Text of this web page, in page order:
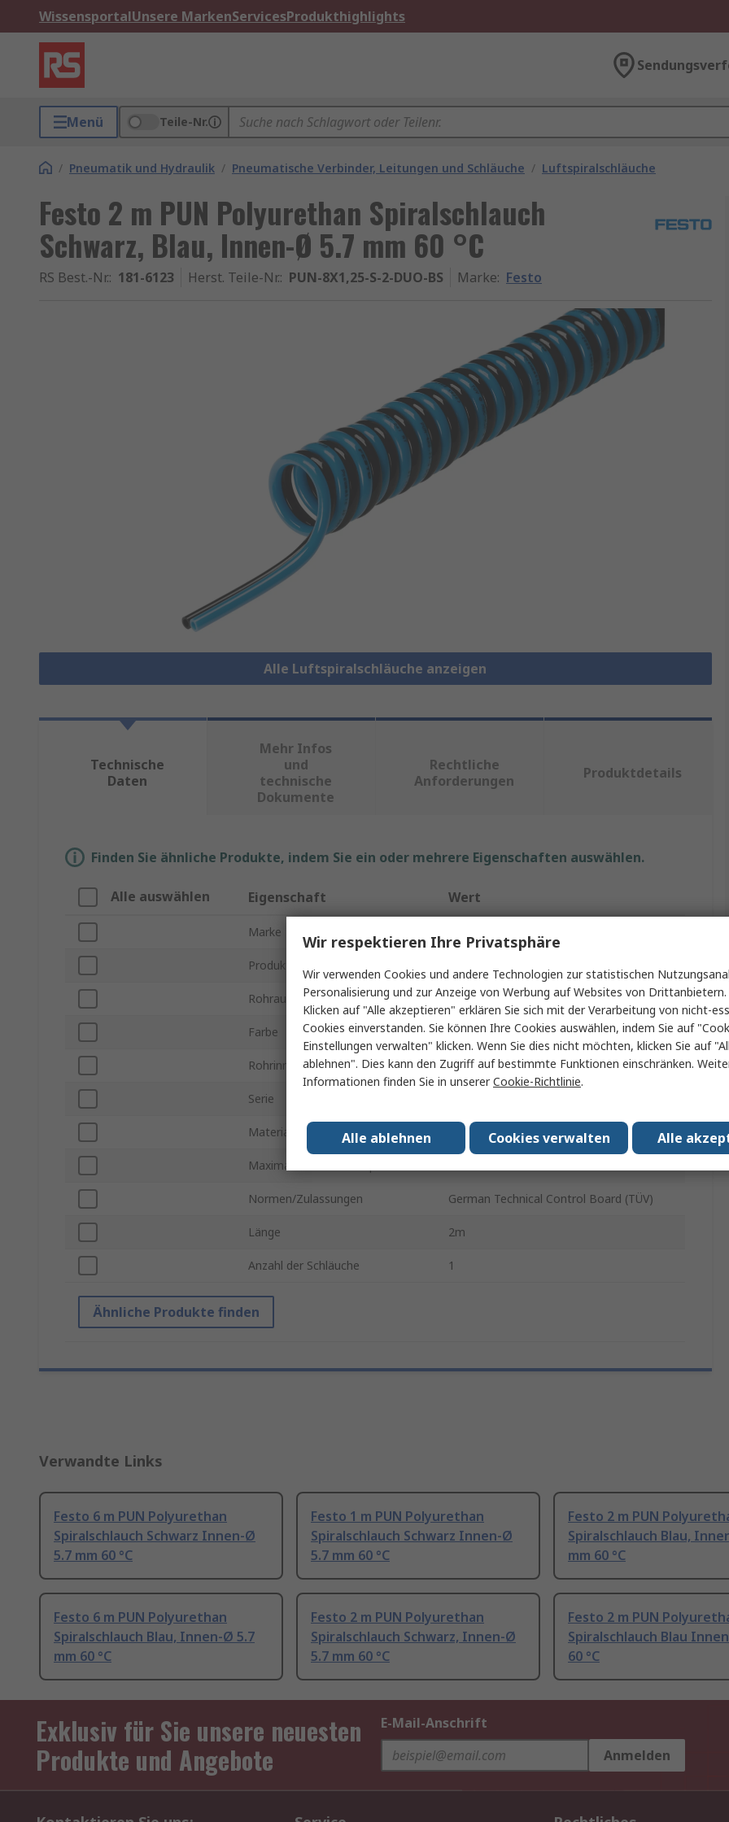
WissensportalUnsere MarkenServicesProdukthighlights
Menü Teile-Nr.
/ Pneumatik und Hydraulik / Pneumatische Verbinder, Leitungen und Schläuche / Luftspiralschläuche
Festo 2 m PUN Polyurethan Spiralschlauch
Schwarz, Blau, Innen-Ø 5.7 mm 60 °C
RS Best.-Nr.: 181-6123 Herst. Teile-Nr.: PUN-8X1,25-S-2-DUO-BS Marke: Festo
Alle Luftspiralschläuche anzeigen
Technische
Daten
Mehr Infos
und
technische
Dokumente
Rechtliche
Anforderungen
Produktdetails
Finden Sie ähnliche Produkte, indem Sie ein oder mehrere Eigenschaften auswählen.
Alle auswählen Eigenschaft Wert
Marke
Produkt Typ
Rohraußendurchmesser 8mm
Farbe Schwarz, Blau
Rohrinnendurchmesser 5.7mm
Serie
Material Polyurethan
Maximale Betriebstemperatur
Normen/Zulassungen German Technical Control Board (TÜV)
Länge 2m
Anzahl der Schläuche 1
Ähnliche Produkte finden
Verwandte Links
Festo 6 m PUN Polyurethan
Spiralschlauch Schwarz Innen-Ø
5.7 mm 60 °C
Festo 1 m PUN Polyurethan
Spiralschlauch Schwarz Innen-Ø
5.7 mm 60 °C
Festo 2 m PUN
Spiralschlauch Blau,
mm 60 °C
Festo 6 m PUN Polyurethan
Spiralschlauch Blau, Innen-Ø 5.7
mm 60 °C
Festo 2 m PUN Polyurethan
Spiralschlauch Schwarz, Innen-Ø
5.7 mm 60 °C
Festo 2 m PUN
Spiralschlauch Blau
60 °C
Exklusiv für Sie unsere neuesten
Produkte und Angebote
E-Mail-Anschrift
Anmelden
Wir respektieren Ihre Privatsphäre
Wir verwenden Cookies und andere Technologien zur statistischen
Personalisierung und zur Anzeige von Werbung auf Websites von
Klicken auf "Alle akzeptieren" erklären Sie sich mit der Verarbeitung von nicht-
Cookies einverstanden. Sie können Ihre Cookies auswählen, indem Sie auf
Einstellungen verwalten" klicken. Wenn Sie dies nicht möchten, klicken Sie auf
ablehnen". Dies kann den Zugriff auf bestimmte Funktionen einschränken.
Informationen finden Sie in unsererCookie-Richtlinie.
Alle
Cookies verwalten
Alle ablehnen